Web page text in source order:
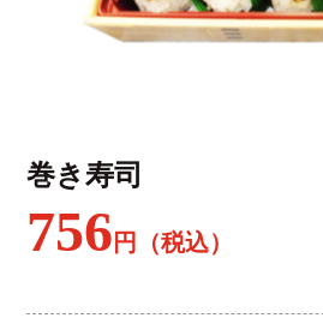
巻き寿司
756 円（税込）